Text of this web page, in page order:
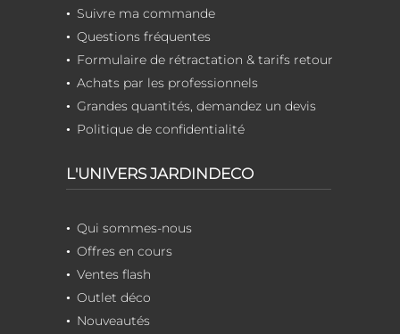
Suivre ma commande
Questions fréquentes
Formulaire de rétractation & tarifs retour
Achats par les professionnels
Grandes quantités, demandez un devis
Politique de confidentialité
L'UNIVERS JARDINDECO
Qui sommes-nous
Offres en cours
Ventes flash
Outlet déco
Nouveautés